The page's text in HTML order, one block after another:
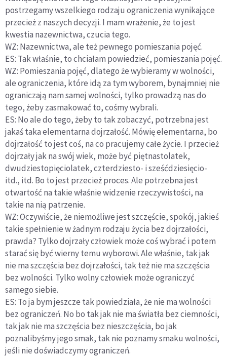
postrzegamy wszelkiego rodzaju ograniczenia wynikające
przecież z naszych decyzji. I mam wrażenie, że to jest
kwestia nazewnictwa, czucia tego.
WZ: Nazewnictwa, ale też pewnego pomieszania pojęć.
ES: Tak właśnie, to chciałam powiedzieć, pomieszania pojęć.
WZ: Pomieszania pojęć, dlatego że wybieramy w wolności,
ale ograniczenia, które idą za tym wyborem, bynajmniej nie
ograniczają nam samej wolności, tylko prowadzą nas do
tego, żeby zasmakować to, cośmy wybrali.
ES: No ale do tego, żeby to tak zobaczyć, potrzebna jest
jakaś taka elementarna dojrzałość. Mówię elementarna, bo
dojrzałość to jest coś, na co pracujemy całe życie. I przecież
dojrzały jak na swój wiek, może być piętnastolatek,
dwudziestopięciolatek, czterdziesto- i sześćdziesięcio-
itd., itd. Bo to jest przecież proces. Ale potrzebna jest
otwartość na takie właśnie widzenie rzeczywistości, na
takie na nią patrzenie.
WZ: Oczywiście, że niemożliwe jest szczęście, spokój, jakieś
takie spełnienie w żadnym rodzaju życia bez dojrzałości,
prawda? Tylko dojrzały człowiek może coś wybrać i potem
starać się być wierny temu wyborowi. Ale właśnie, tak jak
nie ma szczęścia bez dojrzałości, tak też nie ma szczęścia
bez wolności. Tylko wolny człowiek może ograniczyć
samego siebie.
ES: To ja bym jeszcze tak powiedziała, że nie ma wolności
bez ograniczeń. No bo tak jak nie ma światła bez ciemności,
tak jak nie ma szczęścia bez nieszczęścia, bo jak
poznalibyśmy jego smak, tak nie poznamy smaku wolności,
jeśli nie doświadczymy ograniczeń.